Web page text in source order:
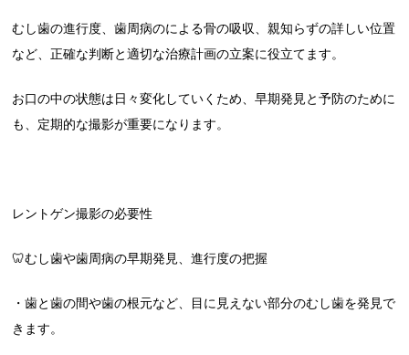
むし歯の進行度、歯周病のによる骨の吸収、親知らずの詳しい位置
など、正確な判断と適切な治療計画の立案に役立てます。
お口の中の状態は日々変化していくため、早期発見と予防のために
も、定期的な撮影が重要になります。
レントゲン撮影の必要性
🦷むし歯や歯周病の早期発見、進行度の把握
・歯と歯の間や歯の根元など、目に見えない部分のむし歯を発見で
きます。